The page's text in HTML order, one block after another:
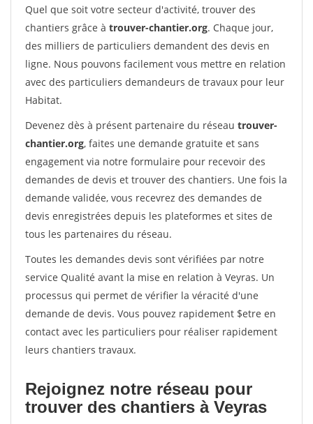
Quel que soit votre secteur d'activité, trouver des
chantiers grâce à trouver-chantier.org. Chaque jour,
des milliers de particuliers demandent des devis en
ligne. Nous pouvons facilement vous mettre en relation
avec des particuliers demandeurs de travaux pour leur
Habitat.
Devenez dès à présent partenaire du réseau trouver-
chantier.org, faites une demande gratuite et sans
engagement via notre formulaire pour recevoir des
demandes de devis et trouver des chantiers. Une fois la
demande validée, vous recevrez des demandes de
devis enregistrées depuis les plateformes et sites de
tous les partenaires du réseau.
Toutes les demandes devis sont vérifiées par notre
service Qualité avant la mise en relation à Veyras. Un
processus qui permet de vérifier la véracité d'une
demande de devis. Vous pouvez rapidement $etre en
contact avec les particuliers pour réaliser rapidement
leurs chantiers travaux.
Rejoignez notre réseau pour
trouver des chantiers à Veyras